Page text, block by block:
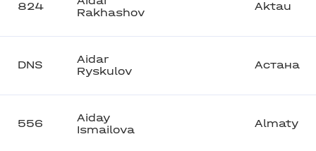
824
Rakhashov
Aktau
DNS
Aidar
Ryskulov
Астана
556
Aiday
Ismailova
Almaty